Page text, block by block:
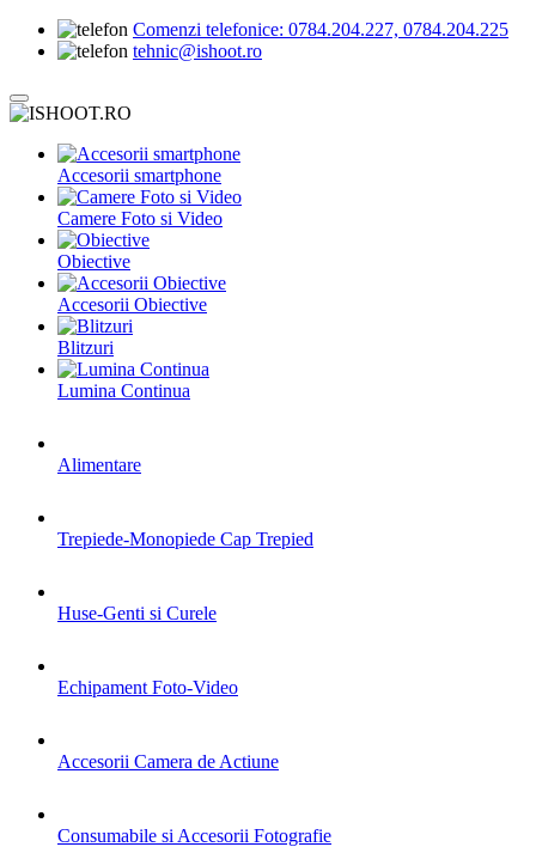
Comenzi telefonice: 0784.204.227, 0784.204.225
tehnic@ishoot.ro
Accesorii smartphone
Camere Foto si Video
Obiective
Accesorii Obiective
Blitzuri
Lumina Continua
Alimentare
Trepiede-Monopiede Cap Trepied
Huse-Genti si Curele
Echipament Foto-Video
Accesorii Camera de Actiune
Consumabile si Accesorii Fotografie